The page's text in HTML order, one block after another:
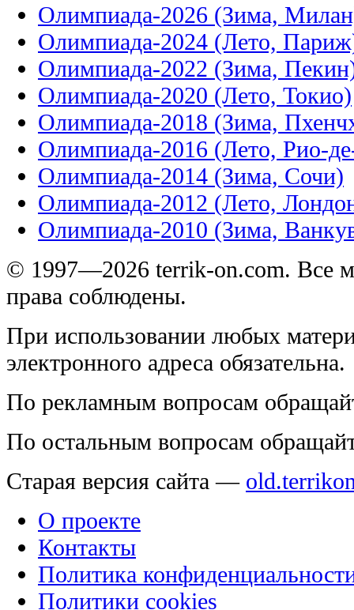
Олимпиада-2026 (Зима,
Олимпиада-2024 (Лето,
Олимпиада-2022 (Зима,
Олимпиада-2020 (Лето, Токио)
Олимпиада-2018 (Зима,
Олимпиада-2016 (Лето, Рио-
Олимпиада-2014 (Зима, Сочи)
Олимпиада-2012 (Лето,
Олимпиада-2010 (Зима,
© 1997—2026 terrik-on.com. Все
права соблюдены.
При использовании любых
электронного адреса обязательна.
По рекламным вопросам
По остальным вопросам
Старая версия сайта —
О проекте
Контакты
Политика
Политики cookies